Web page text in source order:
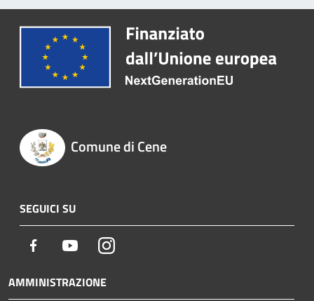
Comune di Cene
SEGUICI SU
Facebook YoutubeInstagram
AMMINISTRAZIONE